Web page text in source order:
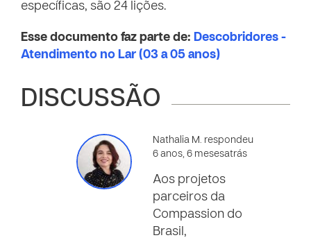
específicas, são 24 lições.
Esse documento faz parte de: Descobridores -
Atendimento no Lar (03 a 05 anos)
DISCUSSÃO
Nathalia M. respondeu
6 anos, 6 mesesatrás
Aos projetos
parceiros da
Compassion do
Brasil,